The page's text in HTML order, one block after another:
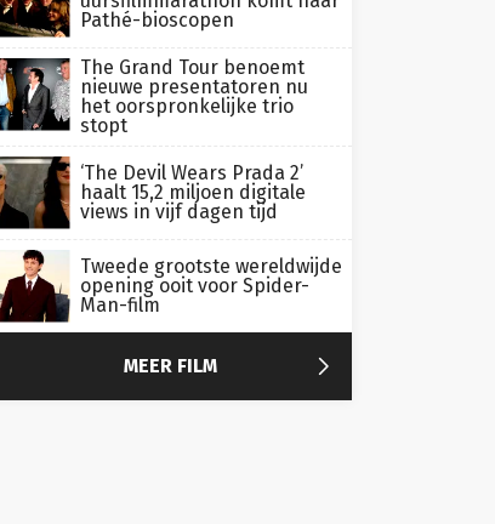
Pathé-bioscopen
The Grand Tour benoemt
nieuwe presentatoren nu
het oorspronkelijke trio
stopt
‘The Devil Wears Prada 2’
haalt 15,2 miljoen digitale
views in vijf dagen tijd
Tweede grootste wereldwijde
opening ooit voor Spider-
Man-film
MEER FILM 